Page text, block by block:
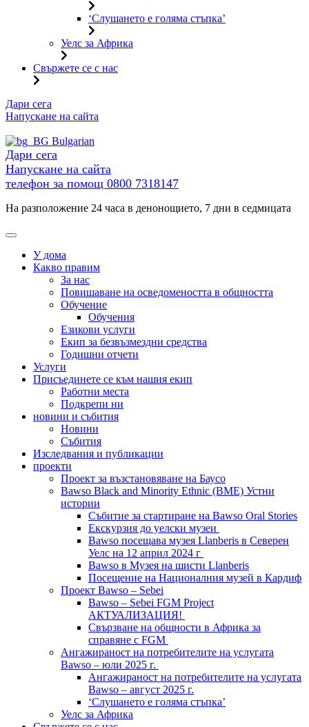
‘Слушането е голяма стъпка’
Уелс за Африка
Свържете се с нас
Преминете
към
Дари сега
Напускане на сайта
Bulgarian
Дари сега
Напускане на сайта
телефон за помощ 0800 7318147
На разположение 24 часа в денонощието, 7 дни в седмицата
У дома
Какво правим
За нас
Повишаване на осведомеността в общността
Обучение
Обучения
Езикови услуги
Екип за безвъзмездни средства
Годишни отчети
Услуги
Присъединете се към нашия екип
Работни места
Подкрепи ни
новини и събития
Новини
Събития
Изследвания и публикации
проекти
Проект за възстановяване на Баусо
Bawso Black and Minority Ethnic (BME) Устни
истории
Събитие за стартиране на Bawso Oral Stories
Екскурзия до уелски музеи
Bawso посещава музея Llanberis в Северен
Уелс на 12 април 2024 г
Bawso в Музея на шисти Llanberis
Посещение на Националния музей в Кардиф
Проект Bawso – Sebei
Bawso – Sebei FGM Project
АКТУАЛИЗАЦИЯ!
Свързване на общности в Африка за
справяне с FGM
Ангажираност на потребителите на услугата
Bawso – юли 2025 г.
Ангажираност на потребителите на услугата
Bawso – август 2025 г.
‘Слушането е голяма стъпка’
Уелс за Африка